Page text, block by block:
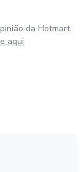
da Hotmart.
aqui